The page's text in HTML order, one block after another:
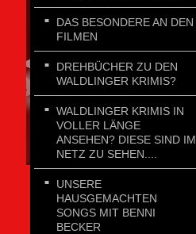
DAS BESONDERE AN DEN
FILMEN
DREHBÜCHER ZU DEN
WALDLINGER KRIMIS?
WALDLINGER KRIMIS IN
VOLLER LÄNGE
ANSEHEN? DIESE SIND IM
NETZ ZU SEHEN....
UNSERE
HAUSGEMACHTEN
SONGS MIT BENNI
BECKER